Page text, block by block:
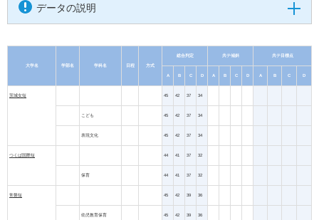
データの説明
大学名 学部名 学科名 日程 方式
総合判定 共テ傾斜 共テ目標点
A B C D A B C D A B C D
茨城女短 45 42 37 34
こども 45 42 37 34
表現文化 45 42 37 34
つくば国際短 44 41 37 32
保育 44 41 37 32
常磐短 45 42 39 36
幼児教育保育 45 42 39 36